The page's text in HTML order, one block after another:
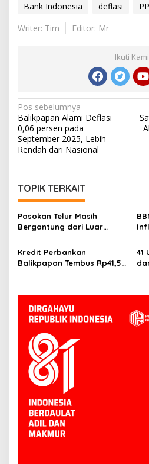
Bank Indonesia deflasi
Writer: Tim
Editor: Mr
Ikuti Kami
Navigasi
pos
Pos sebelumnya
Balikpapan Alami Deflasi
0,06 persen pada
September 2025, Lebih
Rendah dari Nasional
TOPIK TERKAIT
Pasokan Telur Masih
Bergantung dari Luar
Siapkan Peternak Baru
Kredit Perbankan
Balikpapan Tembus Rp41,5
41